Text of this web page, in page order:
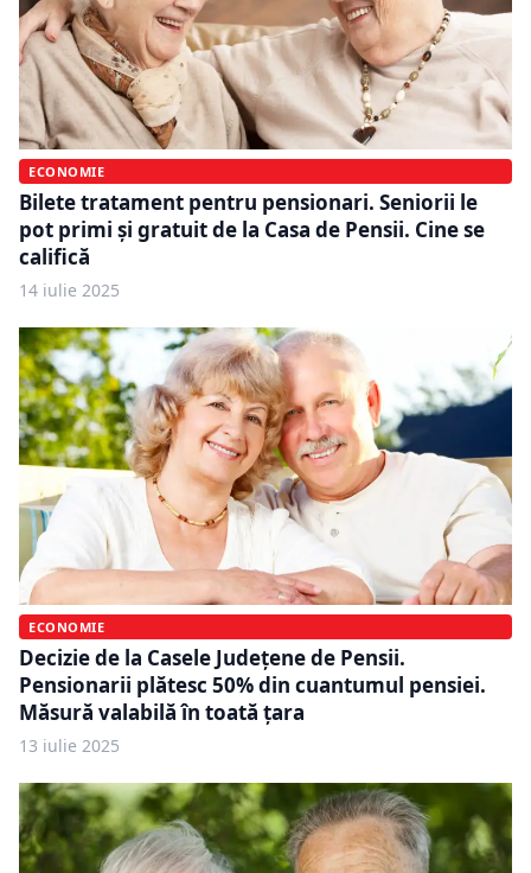
ECONOMIE
Bilete tratament pentru pensionari. Seniorii le
pot primi și gratuit de la Casa de Pensii. Cine se
califică
14 iulie 2025
ECONOMIE
Decizie de la Casele Județene de Pensii.
Pensionarii plătesc 50% din cuantumul pensiei.
Măsură valabilă în toată țara
13 iulie 2025